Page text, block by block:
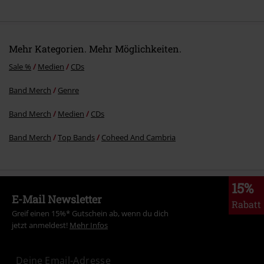
Mehr Kategorien. Mehr Möglichkeiten.
Sale % Medien CDs
Band Merch Genre
Band Merch Medien CDs
Band Merch Top Bands Coheed And Cambria
15%
Rabatt
E-Mail Newsletter
Greif einen 15%* Gutschein ab, wenn du dich
jetzt anmeldest! Mehr Infos